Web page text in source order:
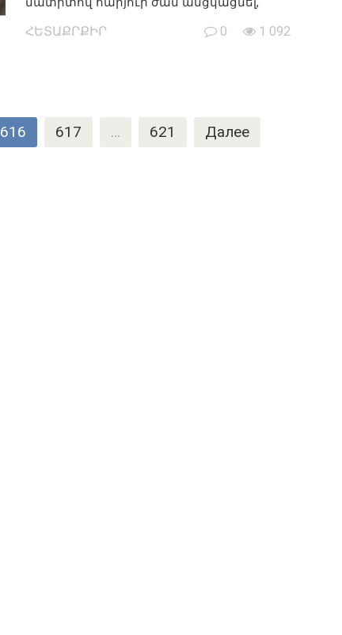
ՀԵՏԱՔՐՔԻՐ 0 1 092
616 617 … 621 Далее